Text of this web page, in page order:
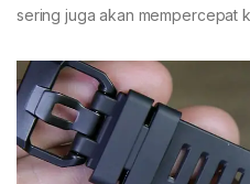
sering juga akan mempercepat